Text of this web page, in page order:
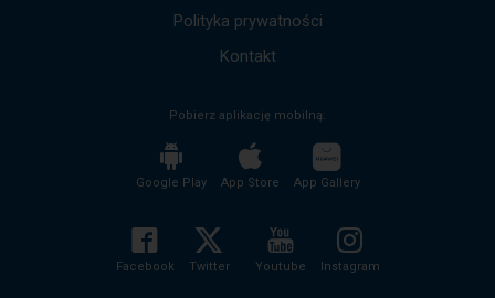
Polityka prywatności
Kontakt
Pobierz aplikację mobilną:
Google Play App Store App Gallery
Facebook Twitter Youtube Instagram